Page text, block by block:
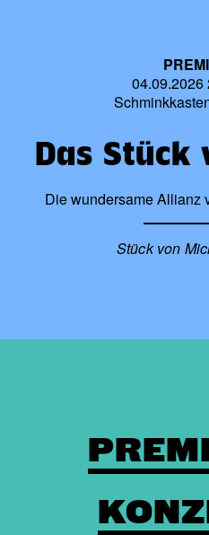
04.09.2026
Das Stück
Die wundersame Allianz
Stück von